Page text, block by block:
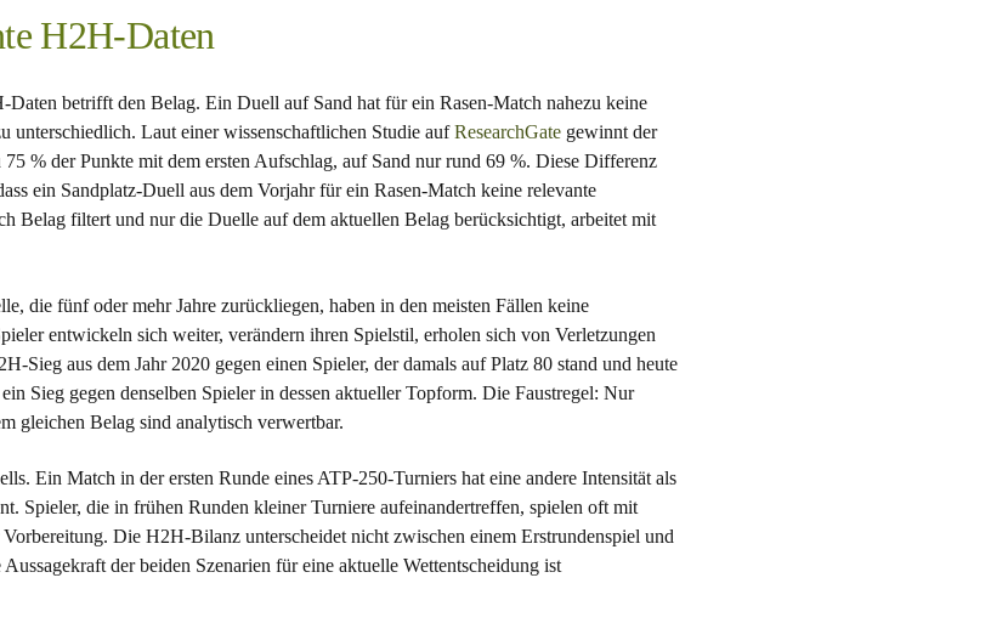
H2H-Daten
betrifft den Belag. Ein Duell auf Sand hat für ein Rasen-Match nahezu keine
Laut einer wissenschaftlichen Studie aufResearchGate gewinnt der
% der Punkte mit dem ersten Aufschlag, auf Sand nur rund 69 %. Diese Differenz
ein Sandplatz-Duell aus dem Vorjahr für ein Rasen-Match keine relevante
Belag filtert und nur die Duelle auf dem aktuellen Belag berücksichtigt, arbeitet mit
die fünf oder mehr Jahre zurückliegen, haben in den meisten Fällen keine
entwickeln sich weiter, verändern ihren Spielstil, erholen sich von Verletzungen
Sieg aus dem Jahr 2020 gegen einen Spieler, der damals auf Platz 80 stand und heute
Sieg gegen denselben Spieler in dessen aktueller Topform. Die Faustregel: Nur
gleichen Belag sind analytisch verwertbar.
Ein Match in der ersten Runde eines ATP-250-Turniers hat eine andere Intensität als
Spieler, die in frühen Runden kleiner Turniere aufeinandertreffen, spielen oft mit
Die H2H-Bilanz unterscheidet nicht zwischen einem Erstrundenspiel und
der beiden Szenarien für eine aktuelle Wettentscheidung ist